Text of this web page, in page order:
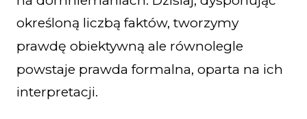
określoną liczbą faktów, tworzymy
prawdę obiektywną ale równolegle
powstaje prawda formalna, oparta na ich
interpretacji.